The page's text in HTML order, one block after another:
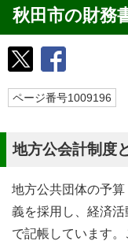
秋田市の財務
ページ番号1009196
地方公会計制度
地方公共団体の予
義を採用し、経済
で記帳しています